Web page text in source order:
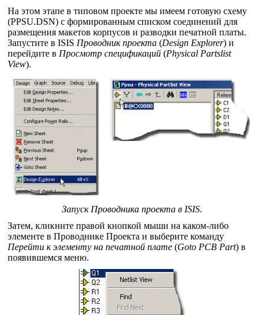
На этом этапе в типовом проекте мы имеем готовую схему
(PPSU.DSN) с формированным списком соединений для
размещения макетов корпусов и разводки печатной платы.
Запустите в ISIS Проводник проекта (Design Explorer) и
перейдите в Просмотр спецификаций (Physical Partslist
View).
Запуск Проводника проекта в ISIS.
Затем, кликните правой кнопкой мыши на каком-либо
элементе в Проводнике Проекта и выберите команду
Перейти к элементу на печатной плате (Goto PCB Part) в
появившемся меню.